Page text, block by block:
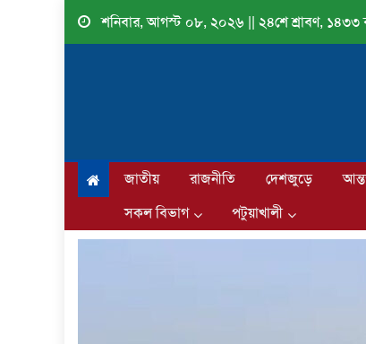
Skip
শনিবার, আগস্ট ০৮, ২০২৬ || ২৪শে শ্রাবণ, ১৪৩৩
জাতীয় রাজনীতি দেশজুড়ে
সকল বিভাগ
পটুয়াখালী